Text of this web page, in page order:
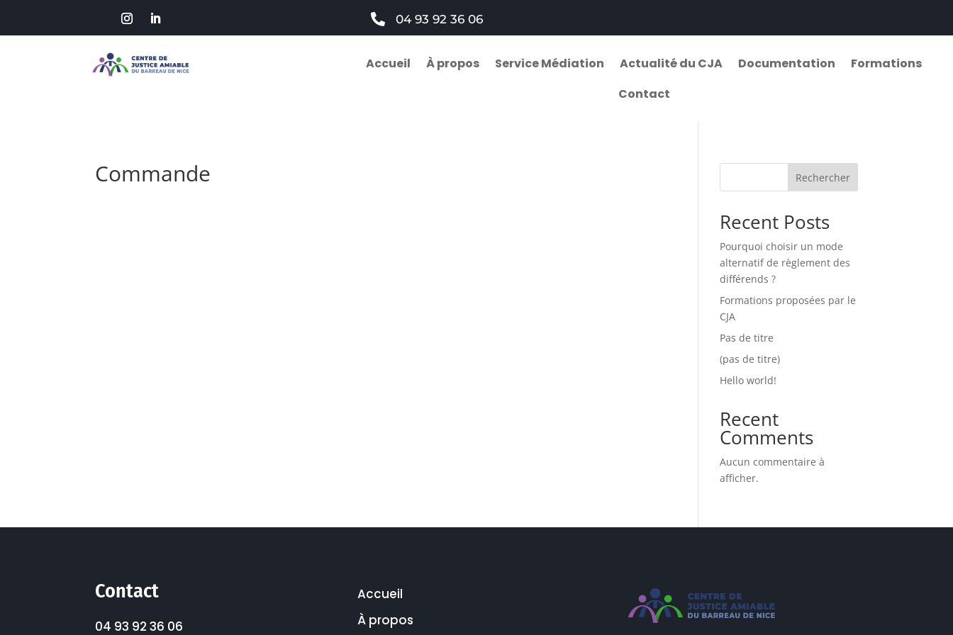
 04 93 92 36 06
Accueil À propos Service Médiation Actualité du CJA Documentation
Formations
Contact
Commande Rechercher
Recent Posts
Pourquoi choisir un mode
alternatif de règlement des
différends ?
Formations proposées par le
CJA
Pas de titre
(pas de titre)
Hello world!
Recent
Comments
Aucun commentaire à
afficher.
Contact
04 93 92 36 06
Accueil
À propos